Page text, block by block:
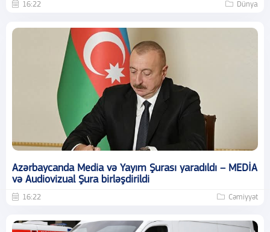
16:22 Dünya
Azərbaycanda Media və Yayım Şurası yaradıldı – MEDİA
və Audiovizual Şura birləşdirildi
16:22 Cəmiyyət